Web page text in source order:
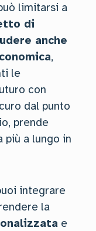
limitarsi a
di
anche
,
le
con
dal punto
prende
più a lungo in
integrare
la
e